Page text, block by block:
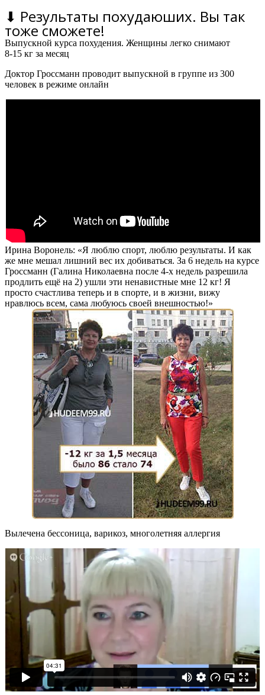
⬇ Результаты похудаюших. Вы так
тоже сможете!
Выпускной курса похудения. Женщины легко снимают
8-15 кг за месяц
Доктор Гроссманн проводит выпускной в группе из 300
человек в режиме онлайн
Ирина Воронель: «Я люблю спорт, люблю результаты. И как
же мне мешал лишний вес их добиваться. За 6 недель на курсе
Гроссманн (Галина Николаевна после 4-х недель разрешила
продлить ещё на 2) ушли эти ненавистные мне 12 кг! Я
просто счастлива теперь и в спорте, и в жизни, вижу
нравлюсь всем, сама любуюсь своей внешностью!»
Вылечена бессоница, варикоз, многолетняя аллергия